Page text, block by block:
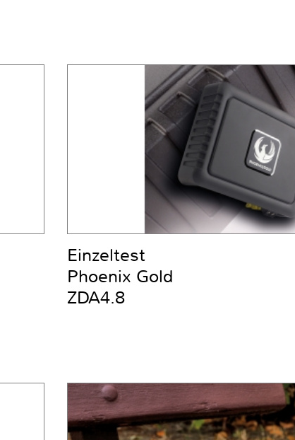
Einzeltest
Phoenix Gold
ZDA4.8